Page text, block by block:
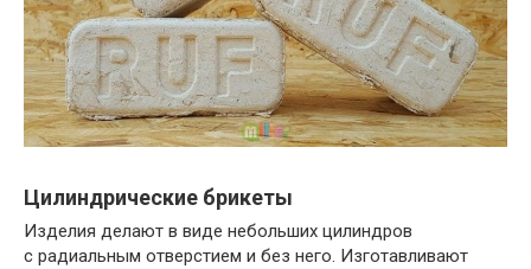
Цилиндрические брикеты
Изделия делают в виде небольших цилиндров
с радиальным отверстием и без него. Изготавливают